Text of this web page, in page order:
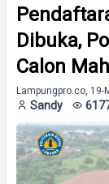
Dibuka,
Calon
Lampungpro.co, 19-
Sandy